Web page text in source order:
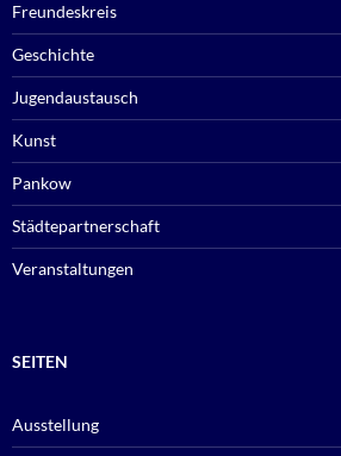
Freundeskreis
Geschichte
Jugendaustausch
Kunst
Pankow
Städtepartnerschaft
Veranstaltungen
SEITEN
Ausstellung